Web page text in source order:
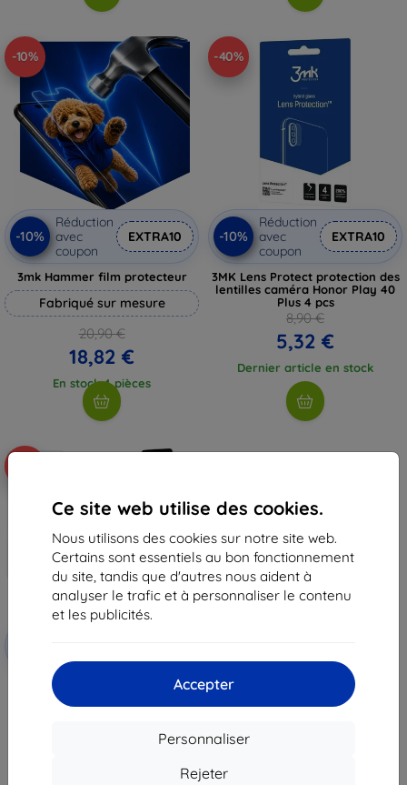
Ce site web utilise des cookies.
Nous utilisons des cookies sur notre site web.
Certains sont essentiels au bon fonctionnement
du site, tandis que d'autres nous aident à
analyser le trafic et à personnaliser le contenu
et les publicités.
Accepter
Personnaliser
Rejeter
-10%
-10%
Réduction
avec
coupon
EXTRA10
3mk Hammer film protecteur
Fabriqué sur mesure
20,90 €
18,82 €
En stock 4 pièces
-40%
-10%
Réduction
avec
coupon
EXTRA10
3MK Lens Protect protection des
lentilles caméra Honor Play 40
Plus 4 pcs
8,90 €
5,32 €
Dernier article en stock
coupon
3MK FlexibleGlass verre trempé
hybride Honor Play 40 Plus